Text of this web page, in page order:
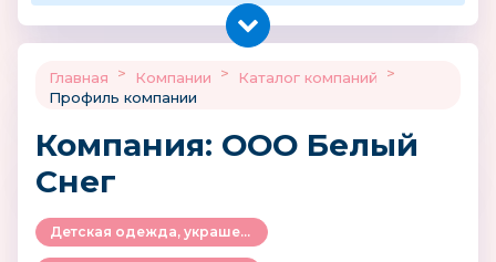
Главная > Компании > Каталог компаний
>
Профиль компании
Компания: ООО Белый
Снег
Детская одежда, украшения и аксессуары